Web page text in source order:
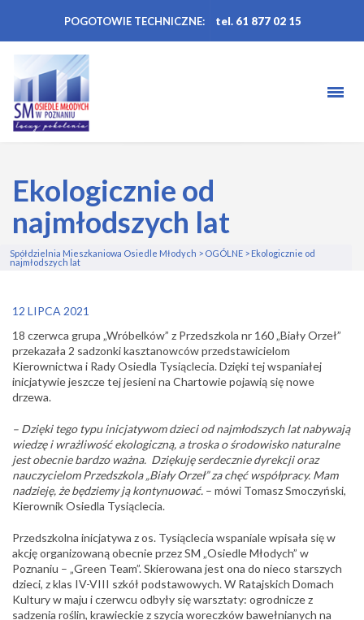
POGOTOWIE TECHNICZNE: tel. 61 877 02 15
Ekologicznie od
najmłodszych lat
Spółdzielnia Mieszkaniowa Osiedle Młodych > OGÓLNE > Ekologicznie od
najmłodszych lat
12 LIPCA 2021
18 czerwca grupa „Wróbelków” z Przedszkola nr 160 „Biały Orzeł”
przekazała 2 sadzonki kasztanowcówprzedstawicielom
Kierownictwa i Rady Osiedla Tysiąclecia. Dzięki tej wspaniałej
inicjatywie jeszcze tej jesieni na Chartowie pojawią się nowe
drzewa.
– Dzięki tego typu inicjatywom dzieci od najmłodszych lat nabywają
wiedzę i wrażliwość ekologiczną, a troska o środowisko naturalne
jest obecnie bardzo ważna. Dziękuję serdecznie dyrekcji oraz
nauczycielom Przedszkola „Biały Orzeł” za chęć współpracy. Mam
nadzieję, że będziemy ją kontynuować. – mówi Tomasz Smoczyński,
Kierownik Osiedla Tysiąclecia.
Przedszkolna inicjatywa z os. Tysiąclecia wspaniale wpisała się w
akcję organizowaną obecnie przez SM „Osiedle Młodych” w
Poznaniu – „Green Team”. Skierowana jest ona do nieco starszych
dzieci, z klas IV-VIII szkół podstawowych. W Ratajskich Domach
Kultury w maju i czerwcu odbyły się warsztaty: ogrodnicze z
sadzenia roślin, krawieckie z szycia woreczków bawełnianych na